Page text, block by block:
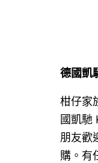
德國凱
柑仔家
國凱馳
朋友歡
購。有